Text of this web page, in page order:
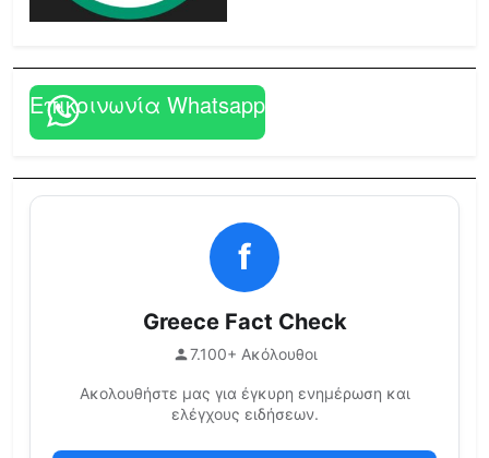
Επικοινωνία Whatsapp
f
Greece Fact Check
7.100+ Ακόλουθοι
Ακολουθήστε μας για έγκυρη ενημέρωση και
ελέγχους ειδήσεων.